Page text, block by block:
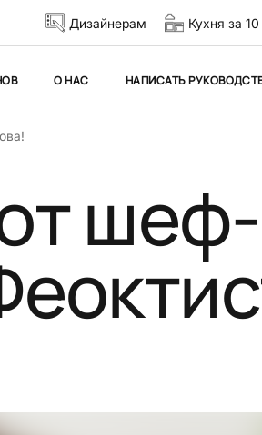
Дизайнерам Кухня за
О НАС НАПИСАТЬ
шеф-